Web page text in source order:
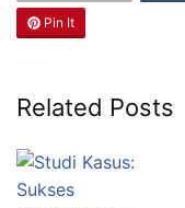
Pin It
Related Posts